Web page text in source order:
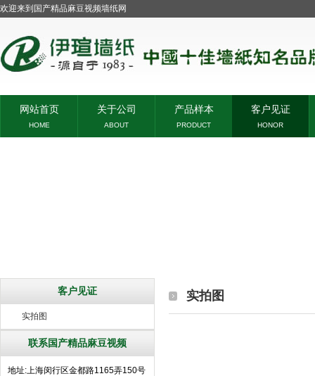
欢迎来到国产精品麻豆视频墙纸网
网站首页
HOME
关于公司
ABOUT
产品样本
PRODUCT
客户见证
HONOR
客户见证
实拍图
联系国产精品麻豆视频
地址:上海闵行区金都路1165弄150号
实拍图